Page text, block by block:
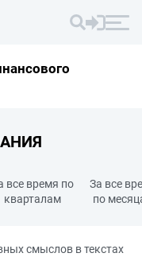
все время по
кварталам
За все
по
смыслов в текстах